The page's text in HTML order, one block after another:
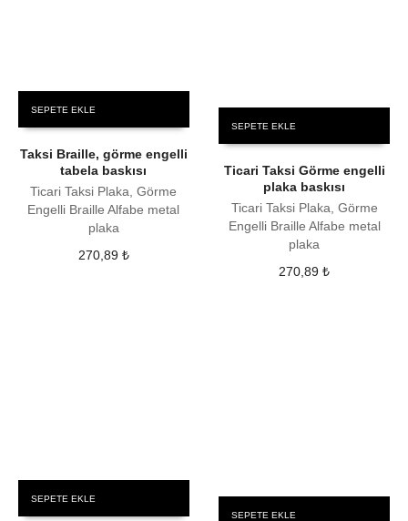
SEPETE EKLE
Taksi Braille, görme engelli
tabela baskısı
Ticari Taksi Plaka, Görme
Engelli Braille Alfabe metal
plaka
270,89 ₺
SEPETE EKLE
Ticari Taksi Görme engelli
plaka baskısı
Ticari Taksi Plaka, Görme
Engelli Braille Alfabe metal
plaka
270,89₺
SEPETE EKLE
SEPETE EKLE